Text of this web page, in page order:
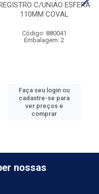
C/UNIAO ESFERA
110MM COVAL
Código: 880041
Embalagem: 2
Faça seu login ou
cadastre-se para
ver preços e
comprar
nossas